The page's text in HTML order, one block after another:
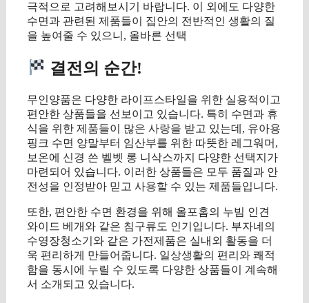
극적으로 고려해보시기 바랍니다. 이 외에도 다양한
수면과 관련된 제품들이 집안의 전반적인 생활의 질
을 높여줄 수 있으니, 올바른 선택
결전의 순간!
무인양품은 다양한 라이프스타일을 위한 실용적이고
편안한 상품들을 선보이고 있습니다. 특히 수면과 휴
식을 위한 제품들이 많은 사랑을 받고 있는데, 유아용
핑크 수면 양말부터 임산부를 위한 따뜻한 레그워머,
보온에 신경 쓴 벨벳 롱 니삭스까지 다양한 선택지가
마련되어 있습니다. 이러한 상품들은 모두 품질과 안
전성을 인정받아 믿고 사용할 수 있는 제품들입니다.
또한, 편안한 수면 환경을 위해 올포홈의 누빔 인견
와이드 베개와 같은 침구류도 인기입니다. 부자네의
수영장청소기와 같은 가전제품은 실내외 활동을 더
욱 편리하게 만들어줍니다. 일상생활의 편리와 쾌적
함을 동시에 누릴 수 있도록 다양한 상품들이 계속해
서 소개되고 있습니다.